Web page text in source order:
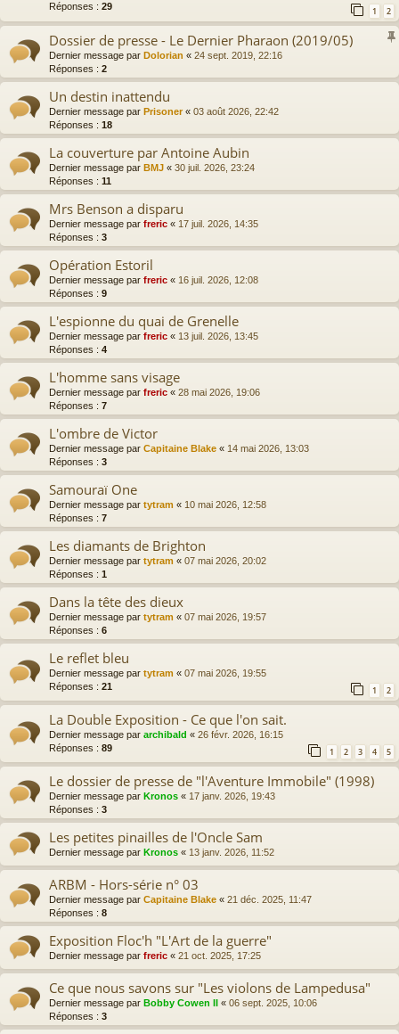
Réponses : 29 1 2
Dossier de presse - Le Dernier Pharaon (2019/05)
Dernier message par Dolorian « 24 sept. 2019, 22:16
Réponses : 2
Un destin inattendu
Dernier message par Prisoner« 03 août 2026, 22:42
Réponses : 18
La couverture par Antoine Aubin
Dernier message par BMJ « 30 juil. 2026, 23:24
Réponses : 11
Mrs Benson a disparu
Dernier message par freric « 17 juil. 2026, 14:35
Réponses : 3
Opération Estoril
Dernier message par freric « 16 juil. 2026, 12:08
Réponses : 9
L'espionne du quai de Grenelle
Dernier message par freric « 13 juil. 2026, 13:45
Réponses : 4
L'homme sans visage
Dernier message par freric « 28 mai 2026, 19:06
Réponses : 7
L'ombre de Victor
Dernier message par Capitaine Blake « 14 mai 2026, 13:03
Réponses : 3
Samouraï One
Dernier message par tytram « 10 mai 2026, 12:58
Réponses : 7
Les diamants de Brighton
Dernier message par tytram « 07 mai 2026, 20:02
Réponses : 1
Dans la tête des dieux
Dernier message par tytram « 07 mai 2026, 19:57
Réponses : 6
Le reflet bleu
Dernier message par tytram « 07 mai 2026, 19:55
Réponses : 21 1 2
La Double Exposition - Ce que l'on sait.
Dernier message par archibald « 26 févr. 2026, 16:15
Réponses : 89 1 2 3 4 5
Le dossier de presse de "l'Aventure Immobile" (1998)
Dernier message par Kronos « 17 janv. 2026, 19:43
Réponses : 3
Les petites pinailles de l'Oncle Sam
Dernier message par Kronos « 13 janv. 2026, 11:52
ARBM - Hors-série n° 03
Dernier message par Capitaine Blake « 21 déc. 2025, 11:47
Réponses : 8
Exposition Floc'h "L'Art de la guerre"
Dernier message par freric « 21 oct. 2025, 17:25
Ce que nous savons sur "Les violons de Lampedusa"
Dernier message par Bobby Cowen II « 06 sept. 2025, 10:06
Réponses : 3